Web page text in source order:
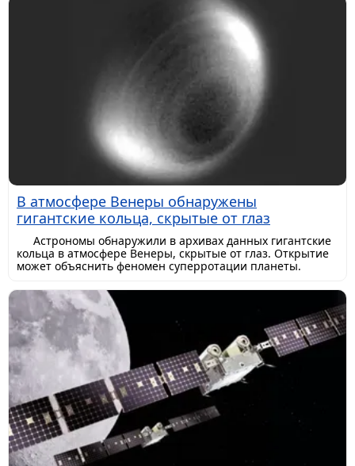
В атмосфере Венеры обнаружены
гигантские кольца, скрытые от глаз
Астрономы обнаружили в архивах данных гигантские
кольца в атмосфере Венеры, скрытые от глаз. Открытие
может объяснить феномен суперротации планеты.